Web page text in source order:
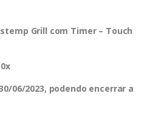
Grill com Timer – Touch
06/2023, podendo encerrar a